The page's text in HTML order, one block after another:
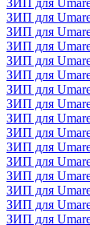
ЗИП для
ЗИП для
ЗИП для
ЗИП для
ЗИП для
ЗИП для
ЗИП для
ЗИП для
ЗИП для
ЗИП для
ЗИП для
ЗИП для
ЗИП для
ЗИП для
ЗИП для
ЗИП для